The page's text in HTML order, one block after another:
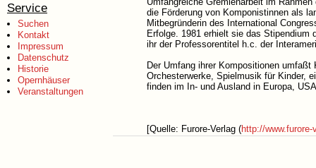
Service
Suchen
Kontakt
Impressum
Datenschutz
Historie
Opernhäuser
Veranstaltungen
die Förderung von Komponistinnen als
Mitbegründerin des International
Erfolge. 1981 erhielt sie das Stipendium
ihr der Professorentitel h.c. der
Der Umfang ihrer Kompositionen
Orchesterwerke, Spielmusik für Kinder,
finden im In- und Ausland in Europa,
[Quelle: Furore-Verlag (http://www.furore-